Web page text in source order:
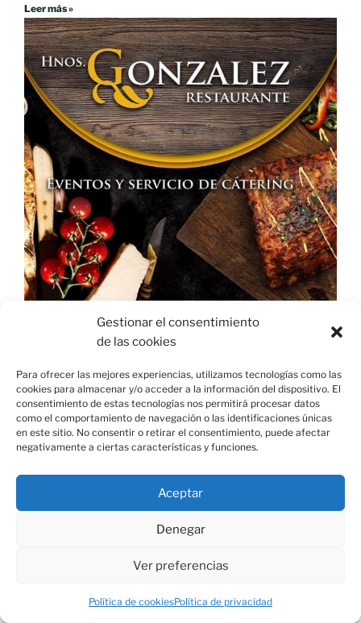
Gestionar el consentimiento
de las cookies
Para ofrecer las mejores experiencias, utilizamos tecnologías como las
cookies para almacenar y/o acceder a la información del dispositivo. El
consentimiento de estas tecnologías nos permitirá procesar datos
como el comportamiento de navegación o las identificaciones únicas
en este sitio. No consentir o retirar el consentimiento, puede afectar
negativamente a ciertas características y funciones.
Aceptar
Denegar
Ver preferencias
Política de cookiesPolítica de privacidad
Leer más »